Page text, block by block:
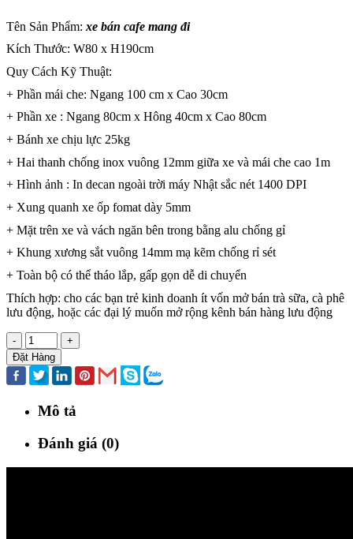
Tên Sản Phẩm: xe bán cafe mang đi
Kích Thước: W80 x H190cm
Quy Cách Kỹ Thuật:
+ Phần mái che: Ngang 100 cm x Cao 30cm
+ Phần xe : Ngang 80cm x Hông 40cm x Cao 80cm
+ Bánh xe chịu lực 25kg
+ Hai thanh chống inox vuông 12mm giữa xe và mái che cao 1m
+ Hình ảnh : In decan ngoài trời máy Nhật sắc nét 1400 DPI
+ Xung quanh xe ốp fomat dày 5mm
+ Mặt trên xe và vách ngăn bên trong bằng alu chống gỉ
+ Khung xương sắt vuông 14mm mạ kẽm chống rỉ sét
+ Toàn bộ có thể tháo lắp, gấp gọn dễ di chuyển
Thích hợp: cho các bạn trẻ kinh doanh ít vốn mở bán trà sữa, cà phê
lưu động, hoặc các đại lý muốn mở rộng kênh bán hàng lưu động
-
+
Đặt Hàng
Mô tả
Đánh giá (0)